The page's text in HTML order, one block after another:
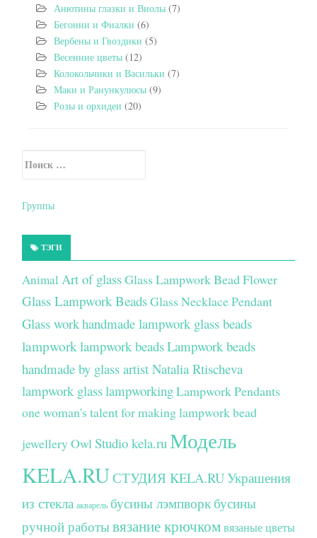
Анютины глазки и Виолы (7)
Бегонии и Фиалки (6)
Вербены и Гвоздики (5)
Весенние цветы (12)
Колокольчики и Васильки (7)
Маки и Ранункулюсы (9)
Розы и орхидеи (20)
Secondary Sidebar
Искать:
Группы
ТЭГИ
Animal Art of glassGlass Lampwork Bead Flower
Glass Lampwork BeadsGlass Necklace Pendant
Glass workhandmade lampwork glass beads
lampwork lampwork beadsLampwork beads
handmade by glass artist Natalia Rtischeva
lampwork glasslampworkingLampwork Pendants
one woman's talent for making lampwork bead
jewelleryOwlStudio kela.ru Модель
KELA.RUСТУДИЯ KELA.RUУкрашения
из стекла акварель бусины лэмпворк бусины
ручной работывязание крючкомвязаные цветы